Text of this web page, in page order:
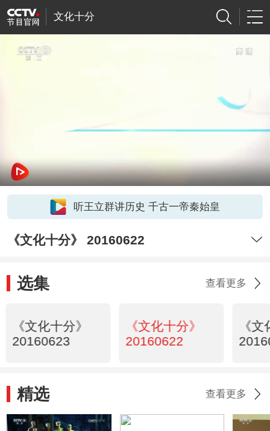
文化十分
听王立群讲历史 千古一帝秦始皇
《文化十分》 20160622
选集 查看更多
《文化十分》
20160623
《文化十分》
20160622
《
精选 查看更多